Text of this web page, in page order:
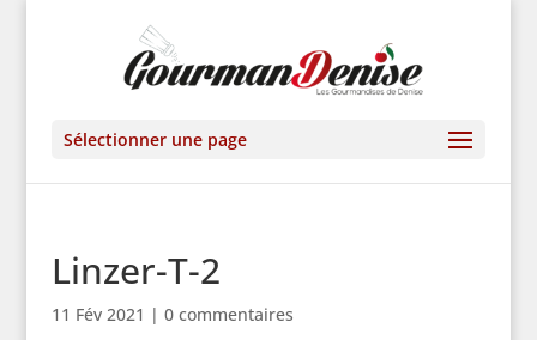
Sélectionner une page
Linzer-T-2
11 Fév 2021 | 0 commentaires